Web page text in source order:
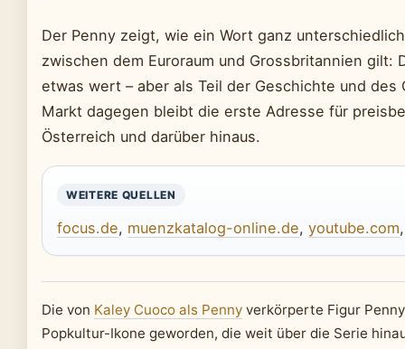
Der Penny zeigt, wie ein Wort ganz
zwischen dem Euroraum und Grossbritannien gilt:
etwas wert – aber als Teil der Geschichte und
Markt dagegen bleibt die erste Adresse für
Österreich und darüber hinaus.
WEITERE QUELLEN
focus.de, muenzkatalog-online.de, youtube.com
Die von Kaley Cuoco als Penny verkörperte Figur
Popkultur-Ikone geworden, die weit über die Serie